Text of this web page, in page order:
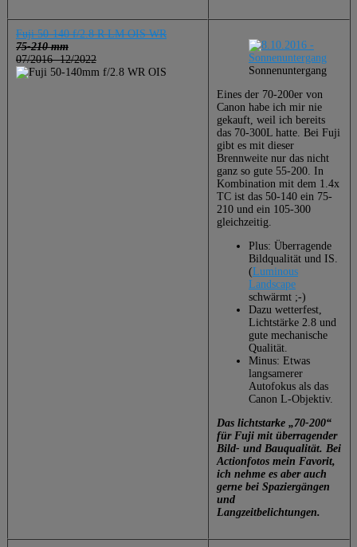
Fuji 50-140 f/2.8 R LM OIS WR
75-210 mm
07/2016 -12/2022
Sonnenuntergang
Eines der 70-200er von
Canon habe ich mir nie
gekauft, weil ich bereits
das 70-300L hatte. Bei Fuji
gibt es mit dieser
Brennweite nur das nicht
ganz so gute 55-200. In
Kombination mit dem 1.4x
TC ist das 50-140 ein 75-
210 und ein 105-300
gleichzeitig.
Plus: Überragende
Bildqualität und IS.
(Luminous
Landscape
schwärmt ;-)
Dazu wetterfest,
Lichtstärke 2.8 und
gute mechanische
Qualität.
Minus: Etwas
langsamerer
Autofokus als das
Canon L-Objektiv.
Das lichtstarke „70-200“
für Fuji mit überragender
Bild- und Bauqualität. Bei
Actionfotos mein Favorit,
ich nehme es aber auch
gerne bei Spaziergängen
und
Langzeitbelichtungen.